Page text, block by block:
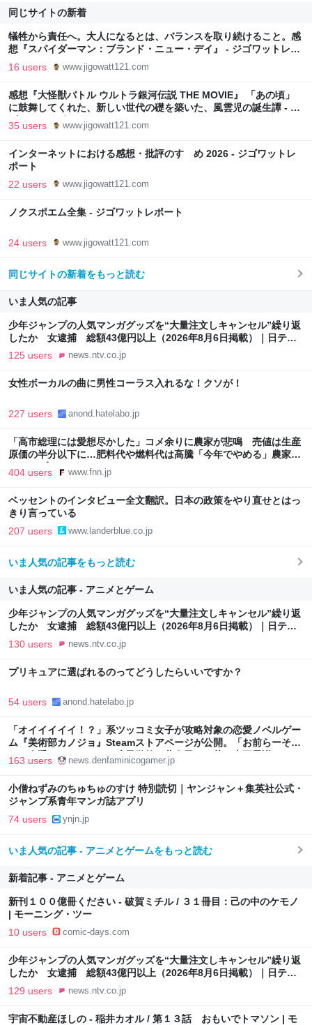
同じサイトの新着
犠牲から責任へ。大人になるとは、バランスを取り続けること。感
想『スパイダーマン：ブランド・ニュー・デイ』 - ジゴワットレポ
ート
16 users www.jigowatt121.com
感想『大怪獣バトル ウルトラ銀河伝説 THE MOVIE』 「あの頃」
に鼓舞してくれた、新しい世代の礎を築いた、風雲児の誕生譚 - ジ
ゴワットレポート
35 users www.jigowatt121.com
インターネットにおける感想・批評のすゝめ 2026 - ジゴワットレ
ポート
22 users www.jigowatt121.com
ノクスポエム全集 - ジゴワットレポート
24 users www.jigowatt121.com
同じサイトの新着をもっと読む
いま人気の記事
少年ジャンプの人気マンガグッズを“大量注文しキャンセル”繰り返
したか 女逮捕 総額43億円以上（2026年8月6日掲載）｜日テレ
NEWS NNN
125 users news.ntv.co.jp
女性ボーカルの曲に男性コーラス入れるな！クソが！
227 users anond.hatelabo.jp
「高市総理には愛想尽かした」コメ余りに農家が悲鳴 売値は生産
原価の半分以下に…肥料代や燃料代は高騰「今年でやめる」農家も
｜FNNプライムオンライン
404 users www.fnn.jp
ベッセントのインタビュー全文翻訳。日本の政策をやり直せとはっ
きり言っている
207 users www.landerblue.co.jp
いま人気の記事をもっと読む
いま人気の記事 - アニメとゲーム
少年ジャンプの人気マンガグッズを“大量注文しキャンセル”繰り返
したか 女逮捕 総額43億円以上（2026年8月6日掲載）｜日テレ
NEWS NNN
130 users news.ntv.co.jp
プリキュアに選ばれるのってどうしたらいいですか？
54 users anond.hatelabo.jp
「オイイイイイ！？」系ツッコミ女子が攻略対象の恋愛ノベルゲー
ム『美術部カノジョ』Steamストアページが公開。「お前らーそろ
そろ自重しろー？＾＾」暗黒微笑の夢女子や、萌え声不思議ちゃん
女子と青春を謳歌
163 users news.denfaminicogamer.jp
小僧ねずみのちゅちゅのすけ 特別読切｜ヤンジャン＋集英社公式・
ジャンプ系青年マンガ誌アプリ
74 users ynjn.jp
いま人気の記事 - アニメとゲームをもっと読む
新着記事 - アニメとゲーム
新刊１００億冊ください - 破賀ミチル / ３１冊目：己の中のケモノ
| モーニング・ツー
10 users comic-days.com
少年ジャンプの人気マンガグッズを“大量注文しキャンセル”繰り返
したか 女逮捕 総額43億円以上（2026年8月6日掲載）｜日テレ
NEWS NNN
129 users news.ntv.co.jp
宇宙不動産ほしの - 稲井カオル / 第１３話 おもいでトマソン | モ